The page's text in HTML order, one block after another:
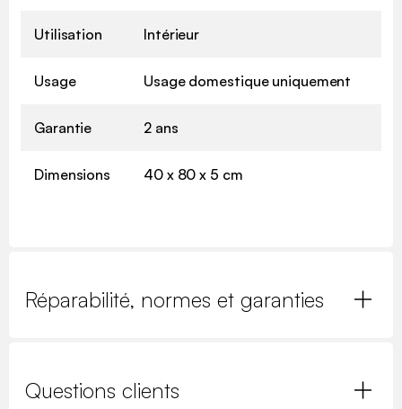
Utilisation Intérieur
Usage Usage domestique uniquement
Garantie 2 ans
Dimensions 40 x 80 x 5 cm
Réparabilité, normes et garanties
Questions clients